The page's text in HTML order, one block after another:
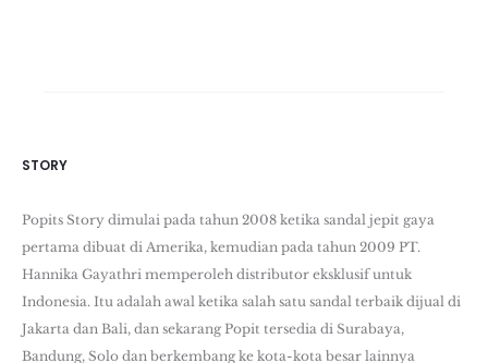
STORY
Popits Story dimulai pada tahun 2008 ketika sandal jepit gaya
pertama dibuat di Amerika, kemudian pada tahun 2009 PT.
Hannika Gayathri memperoleh distributor eksklusif untuk
Indonesia. Itu adalah awal ketika salah satu sandal terbaik dijual di
Jakarta dan Bali, dan sekarang Popit tersedia di Surabaya,
Bandung, Solo dan berkembang ke kota-kota besar lainnya